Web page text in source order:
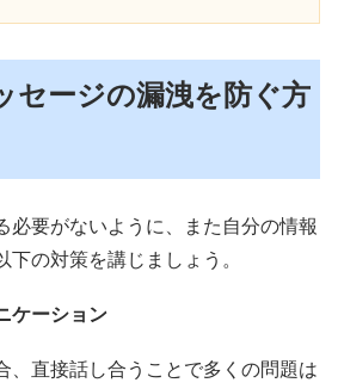
セージの漏洩を防ぐ方
必要がないように、また自分の情報
の対策を講じましょう。
ケーション
、直接話し合うことで多くの問題は